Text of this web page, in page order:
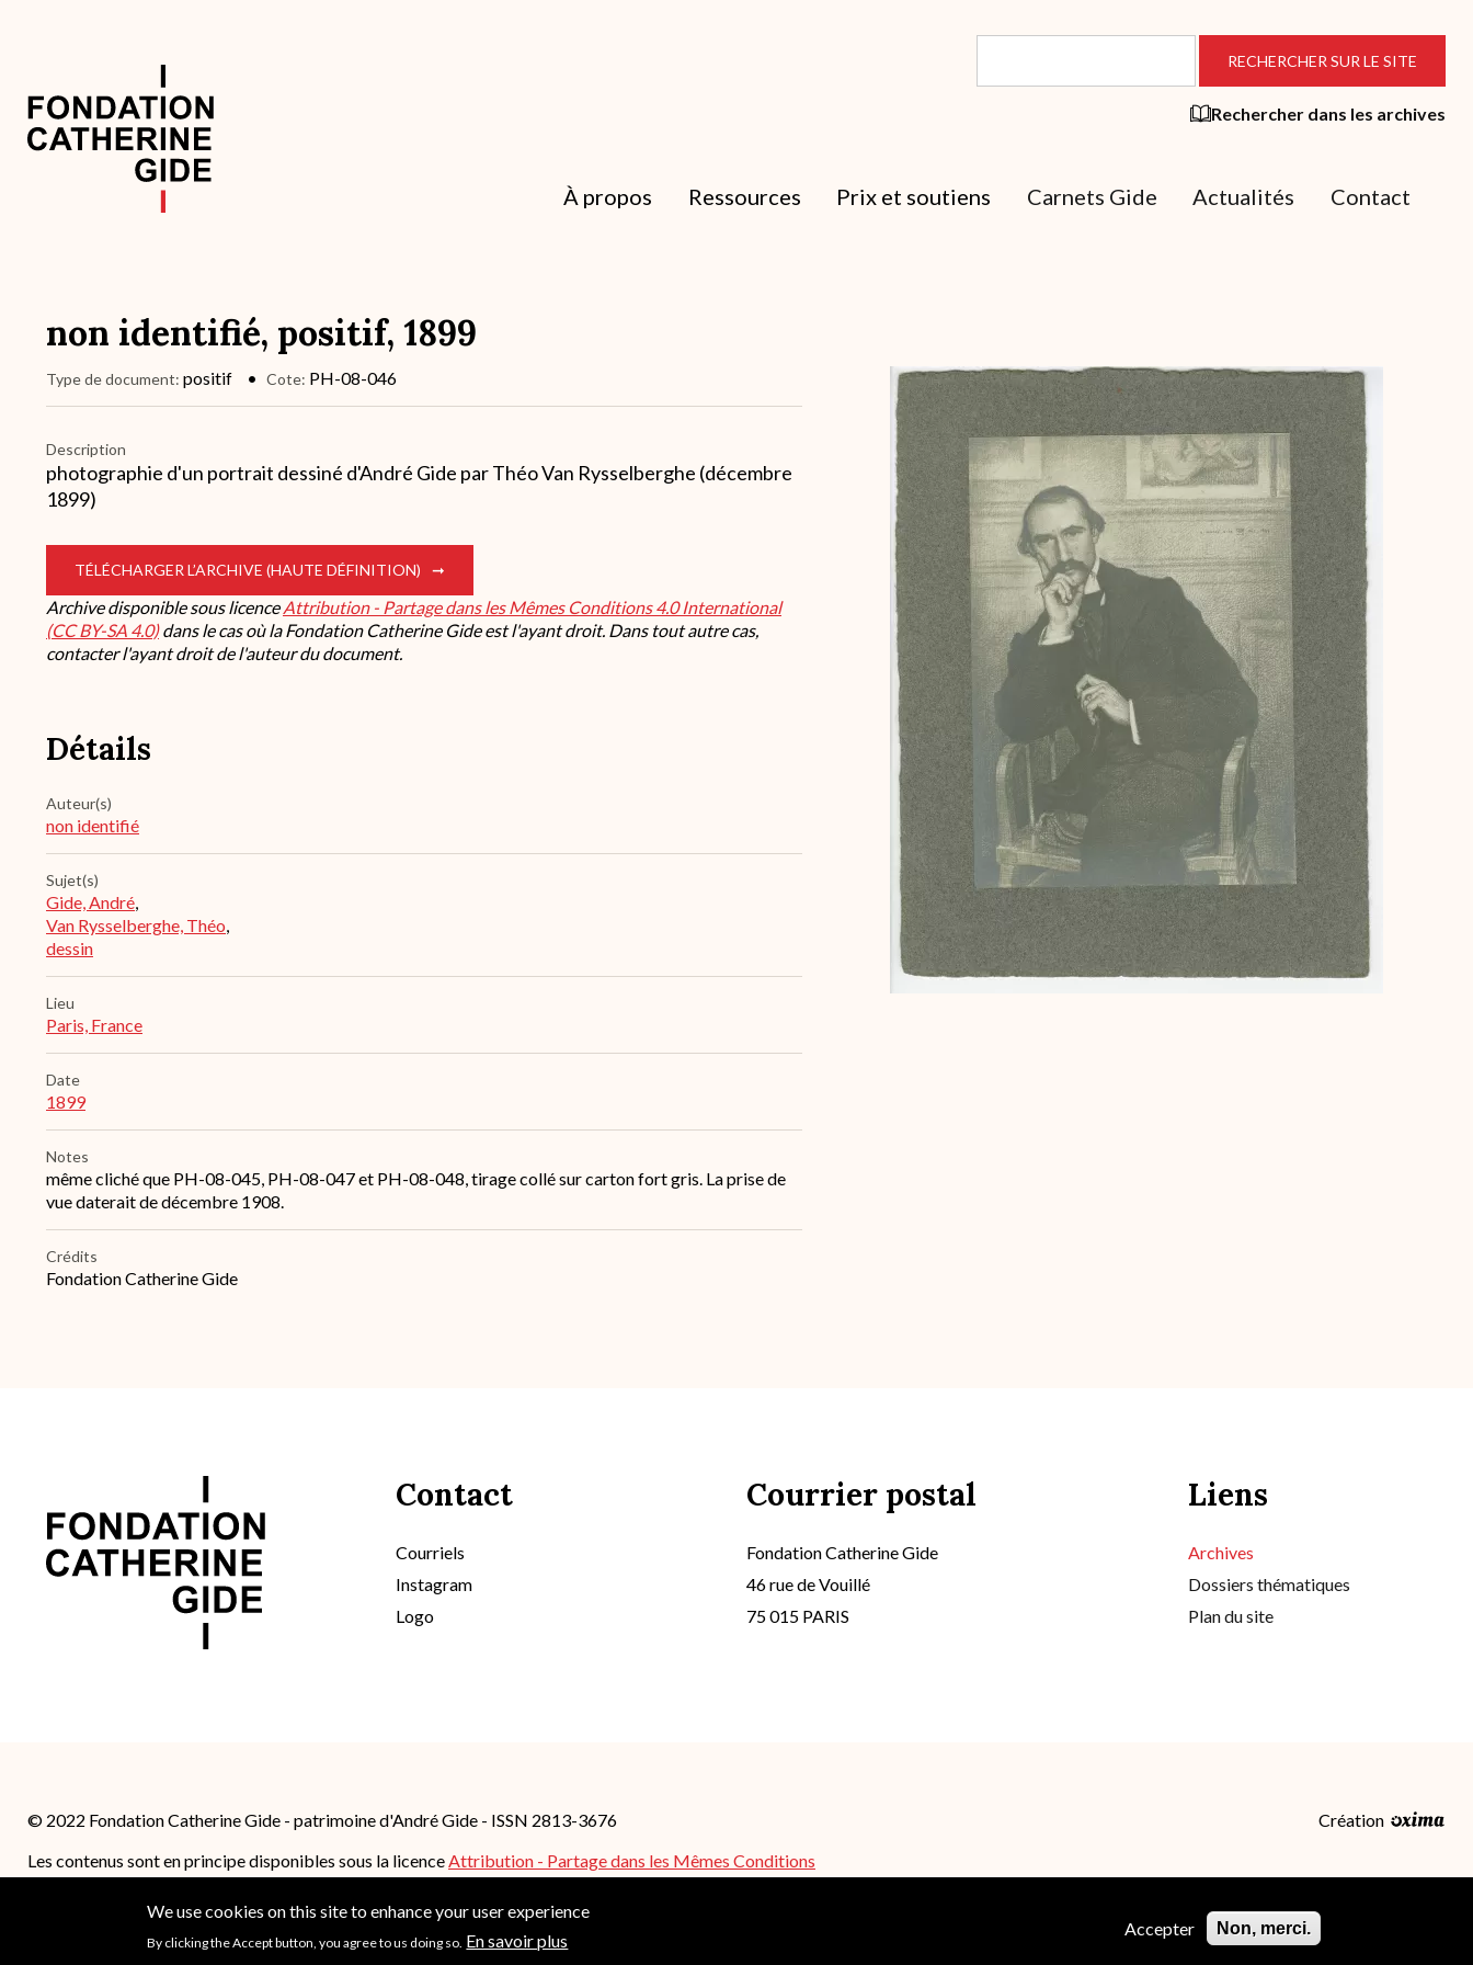
contenu
principal
Rechercher dans les archives
principale
À propos Ressources Prix et soutiens Carnets Gide Actualités Contact
non identifié, positif, 1899
Type de document positif Cote PH-08-046
Description
photographie d'un portrait dessiné d'André Gide par Théo Van Rysselberghe (décembre
1899)
TÉLÉCHARGER L’ARCHIVE (HAUTE DÉFINITION)
Archive disponible sous licenceAttribution - Partage dans les Mêmes Conditions 4.0 International
(CC BY-SA 4.0)dans le cas où la Fondation Catherine Gide est l'ayant droit. Dans tout autre cas,
contacter l'ayant droit de l'auteur du document.
Détails
Auteur(s)
non identifié
Sujet(s)
Gide, André,
Van Rysselberghe, Théo,
dessin
Lieu
Paris, France
Date
1899
Notes
même cliché que PH-08-045, PH-08-047 et PH-08-048, tirage collé sur carton fort gris. La prise de
vue daterait de décembre 1908.
Crédits
Fondation Catherine Gide
Archive
Contact
Courriels
Instagram
Logo
Courrier postal
Fondation Catherine Gide
46 rue de Vouillé
75 015 PARIS
Liens
Archives
Dossiers thématiques
Plan du site
© 2022 Fondation Catherine Gide - patrimoine d'André Gide - ISSN 2813-3676
Création
Les contenus sont en principe disponibles sous la licenceAttribution - Partage dans les Mêmes Conditions
4.0 International (CC BY-SA 4.0); des conditions supplémentaires peuvent s'appliquer.
We use cookies on this site to enhance your user experience
By clicking the Accept button, you agree to us doing so. En savoir plus
Accepter Non, merci.